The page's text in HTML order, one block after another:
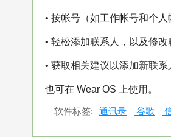
• 按帐号（如工作帐号和个人
• 轻松添加联系人，以及修
• 获取相关建议以添加新联
也可在 Wear OS 上使用。
软件标签: 通讯录 谷歌